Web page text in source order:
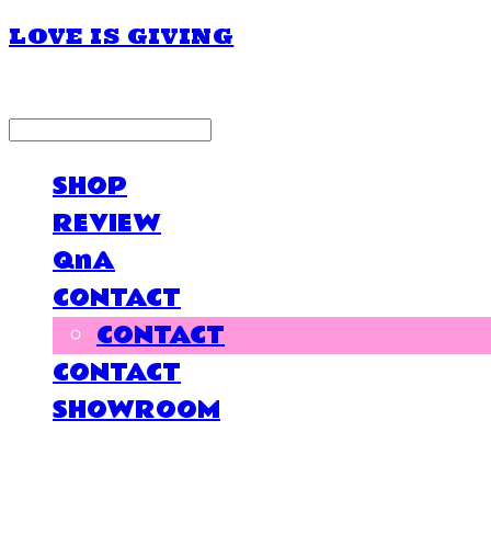
LOVE IS GIVING
SHOP
REVIEW
QnA
CONTACT
CONTACT
CONTACT
SHOWROOM